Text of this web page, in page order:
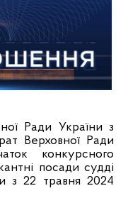
Ради України з
Верховної Ради
конкурсного
посади судді
з 22 травня 2024